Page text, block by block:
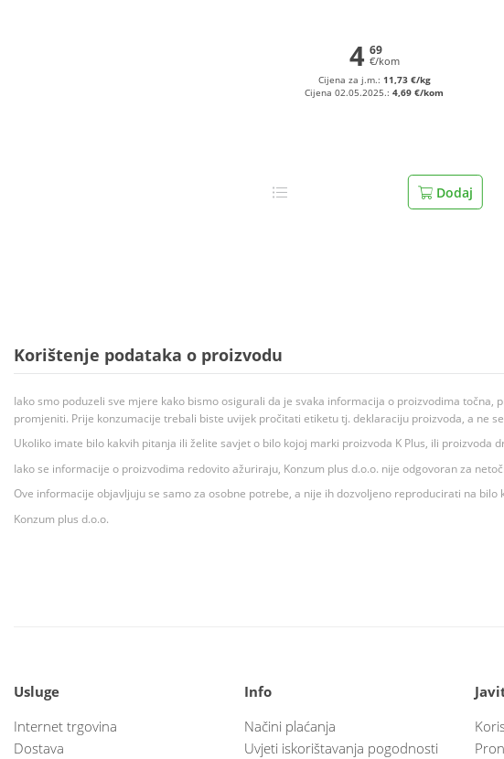
4 69
€/kom
Cijena za j.m.: 11,73 €/kg
Cijena 02.05.2025.:4,69 €/kom
Dodaj
Korištenje podataka o proizvodu
Iako smo poduzeli sve mjere kako bismo osigurali da je svaka informacija o proizvodima
promjeniti. Prije konzumacije trebali biste uvijek pročitati etiketu tj. deklaraciju proizvoda, a ne
Ukoliko imate bilo kakvih pitanja ili želite savjet o bilo kojoj marki proizvoda K Plus, ili
Iako se informacije o proizvodima redovito ažuriraju, Konzum plus d.o.o. nije odgovoran za
Ove informacije objavljuju se samo za osobne potrebe, a nije ih dozvoljeno reproducirati na
Konzum plus d.o.o.
Usluge
Internet trgovina
Dostava
Info
Načini plaćanja
Uvjeti iskorištavanja pogodnosti